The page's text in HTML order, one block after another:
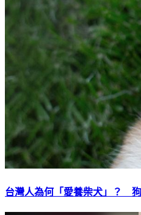
台灣人為何「愛養柴犬」？